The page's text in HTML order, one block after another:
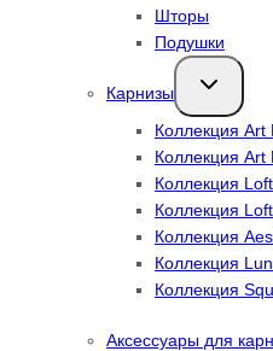
Шторы
Подушки
Карнизы
дочернее
Коллекция
Коллекция Art
Коллекция Loft
Коллекция
Коллекция
Коллекция
Коллекция
Аксессуары для